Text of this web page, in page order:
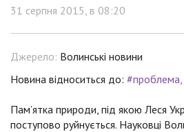
31 серпня 2015, в 08:20
Джерело: Волинські новини
Новина відноситься до: #проблема
Пам’ятка природи, під якою Леся
поступово руйнується. Науковці